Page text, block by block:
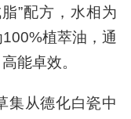
——祛黄清浊。
，源自西藏林
倍仙草浓缩，